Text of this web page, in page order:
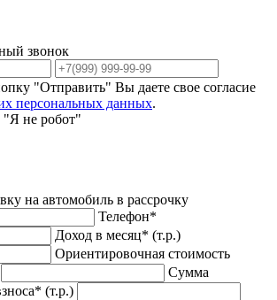
звонок
"Отправить" Вы даете свое согласие
персональных данных.
"Я не робот"
на автомобиль в рассрочку
Телефон*
Доход в месяц* (т.р.)
Ориентировочная стоимость
Сумма
(т.р.)